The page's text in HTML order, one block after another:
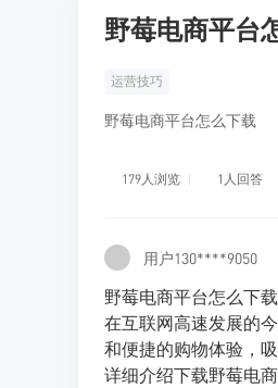
野莓电商平台
运营技巧
野莓电商平台怎么下载
179人浏览 1人回答
用户130****9050
野莓电商平台怎么下
在互联网高速发展的
和便捷的购物体验，
详细介绍下载野莓电